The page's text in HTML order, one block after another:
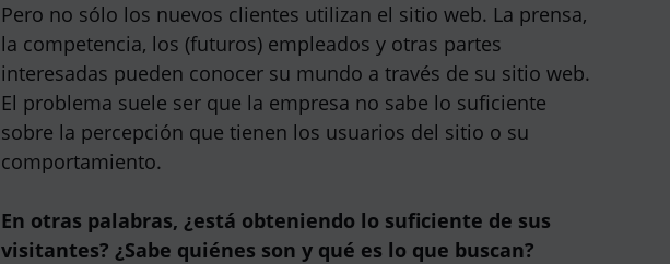
Pero no sólo los nuevos clientes utilizan el sitio web. La prensa,
la competencia, los (futuros) empleados y otras partes
interesadas pueden conocer su mundo a través de su sitio web.
El problema suele ser que la empresa no sabe lo suficiente
sobre la percepción que tienen los usuarios del sitio o su
comportamiento.
En otras palabras, ¿está obteniendo lo suficiente de sus
visitantes? ¿Sabe quiénes son y qué es lo que buscan?